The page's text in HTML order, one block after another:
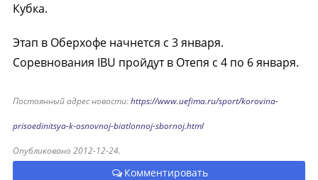
Кубка.
Этап в Оберхофе начнется с 3 января.
Соревнования IBU пройдут в Отепя с 4 по 6 января.
Постоянный адрес новости:https://www.uefima.ru/sport/korovina-
prisoedinitsya-k-osnovnoj-biatlonnoj-sbornoj.html
Опубликовано 2012-12-24.
Комментировать